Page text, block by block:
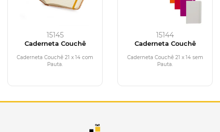
15145
Caderneta Couchê
Caderneta Couchê 21 x 14 com
Pauta.
15144
Caderneta Couchê
Caderneta Couchê 21 x 14 sem
Pauta.